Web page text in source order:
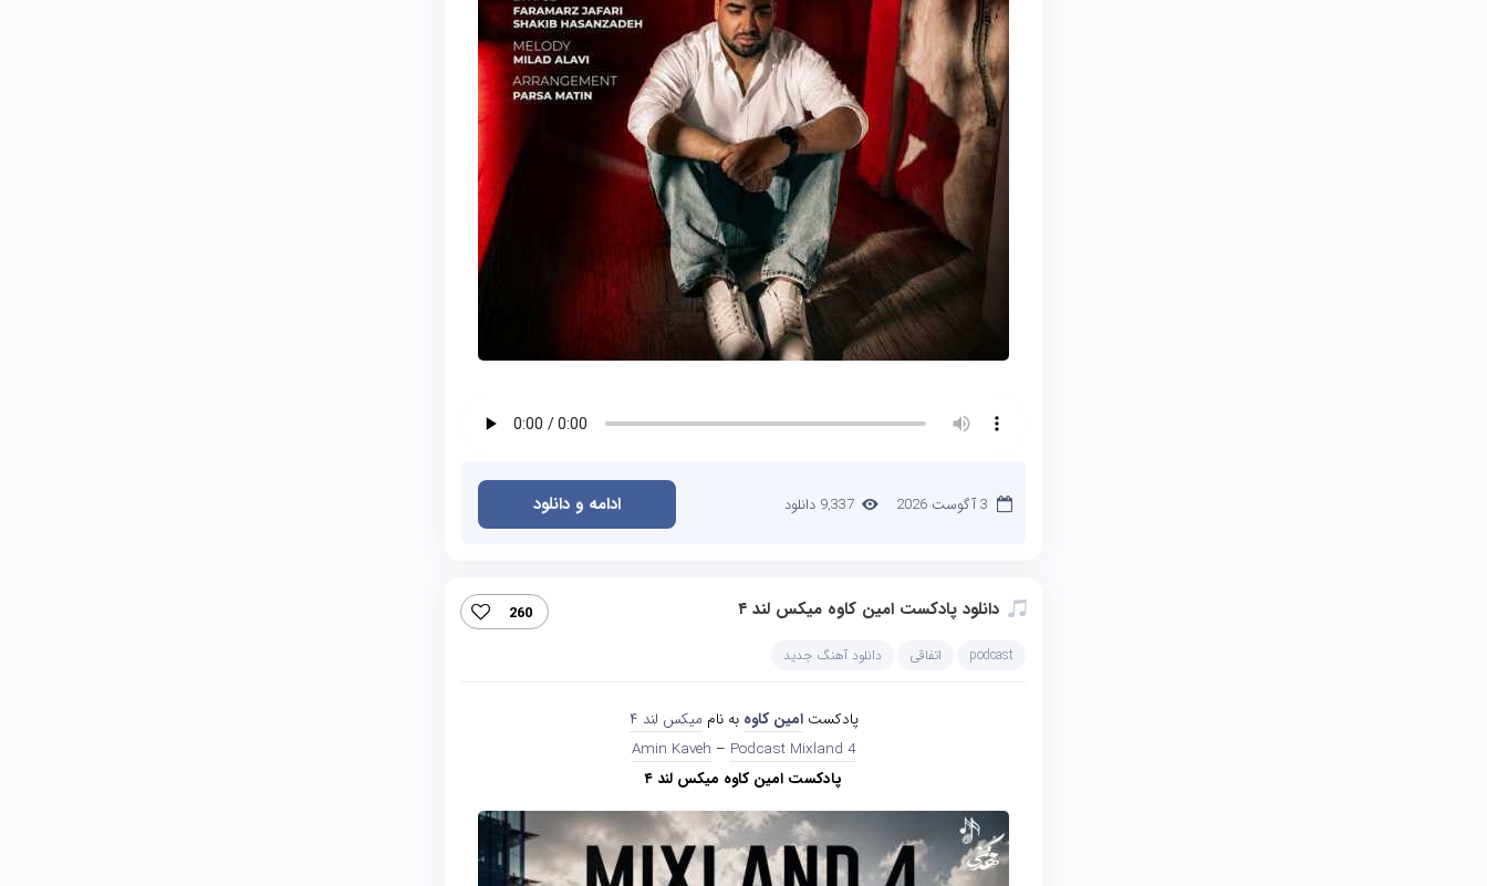
3 آگوست 2026 9,337 دانلود ادامه و دانلود
دانلود پادکست امین کاوه میکس لند ۴ 260
podcast اتفاقی دانلود آهنگ جدید
پادکستامین کاوه به نام میکس لند ۴
Amin Kaveh – Podcast Mixland 4
پادکست امین کاوه میکس لند ۴